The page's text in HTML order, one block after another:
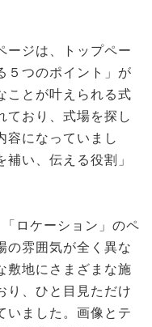
ージは、トップペー
５つのポイント」が
ことが叶えられる式
ており、式場を探し
容になっていまし
い、伝える役割」
ロケーション」のペ
の雰囲気が全く異な
敷地にさまざまな施
り、ひと目見ただけ
いました。画像とテ